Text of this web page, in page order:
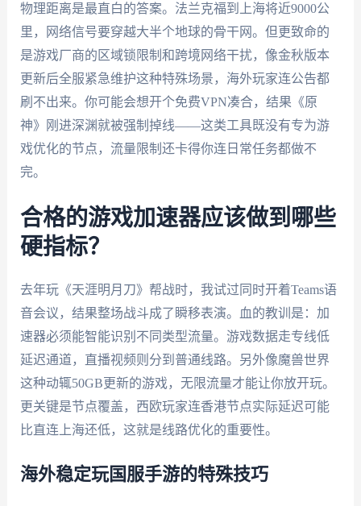
物理距离是最直白的答案。法兰克福到上海将近9000公
里，网络信号要穿越大半个地球的骨干网。但更致命的
是游戏厂商的区域锁限制和跨境网络干扰，像金秋版本
更新后全服紧急维护这种特殊场景，海外玩家连公告都
刷不出来。你可能会想开个免费VPN凑合，结果《原
神》刚进深渊就被强制掉线——这类工具既没有专为游
戏优化的节点，流量限制还卡得你连日常任务都做不
完。
合格的游戏加速器应该做到哪些
硬指标？
去年玩《天涯明月刀》帮战时，我试过同时开着Teams语
音会议，结果整场战斗成了瞬移表演。血的教训是：加
速器必须能智能识别不同类型流量。游戏数据走专线低
延迟通道，直播视频则分到普通线路。另外像魔兽世界
这种动辄50GB更新的游戏，无限流量才能让你放开玩。
更关键是节点覆盖，西欧玩家连香港节点实际延迟可能
比直连上海还低，这就是线路优化的重要性。
海外稳定玩国服手游的特殊技巧